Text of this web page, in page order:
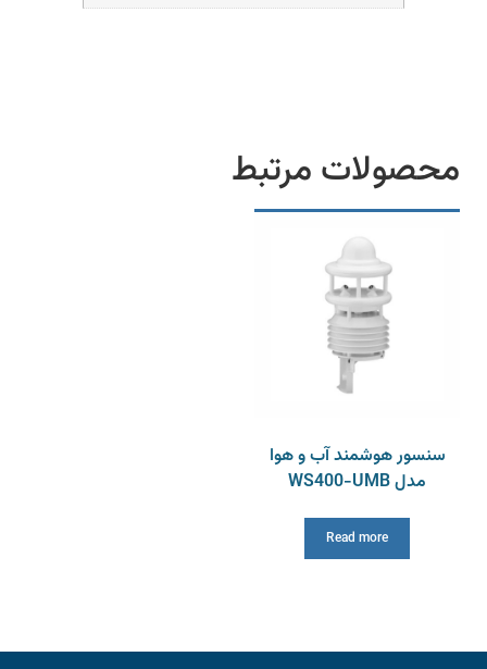
محصولات مرتبط
سنسور هوشمند آب و هوا
مدل WS400-UMB
Read more